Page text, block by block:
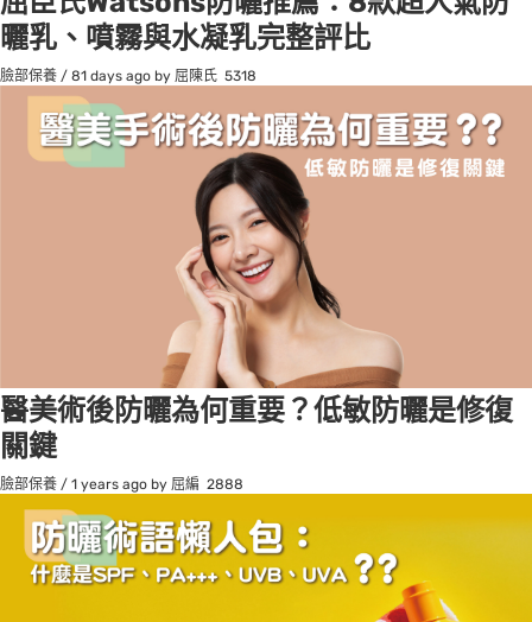
曬乳、噴霧與水凝乳完整評比
臉部保養 / 81 days ago by 屈陳氏 5318
醫美術後防曬為何重要？低敏防曬是修復
關鍵
臉部保養 / 1 years ago by 屈編 2888